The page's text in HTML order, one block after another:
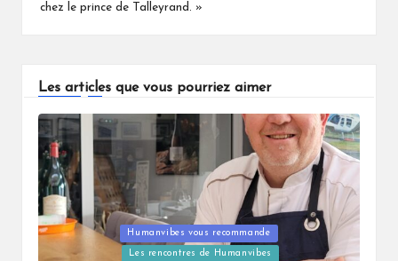
chez le prince de Talleyrand. »
Les articles que vous pourriez aimer
Posted
Humanvibes vous recommande
Les rencontres de Humanvibes